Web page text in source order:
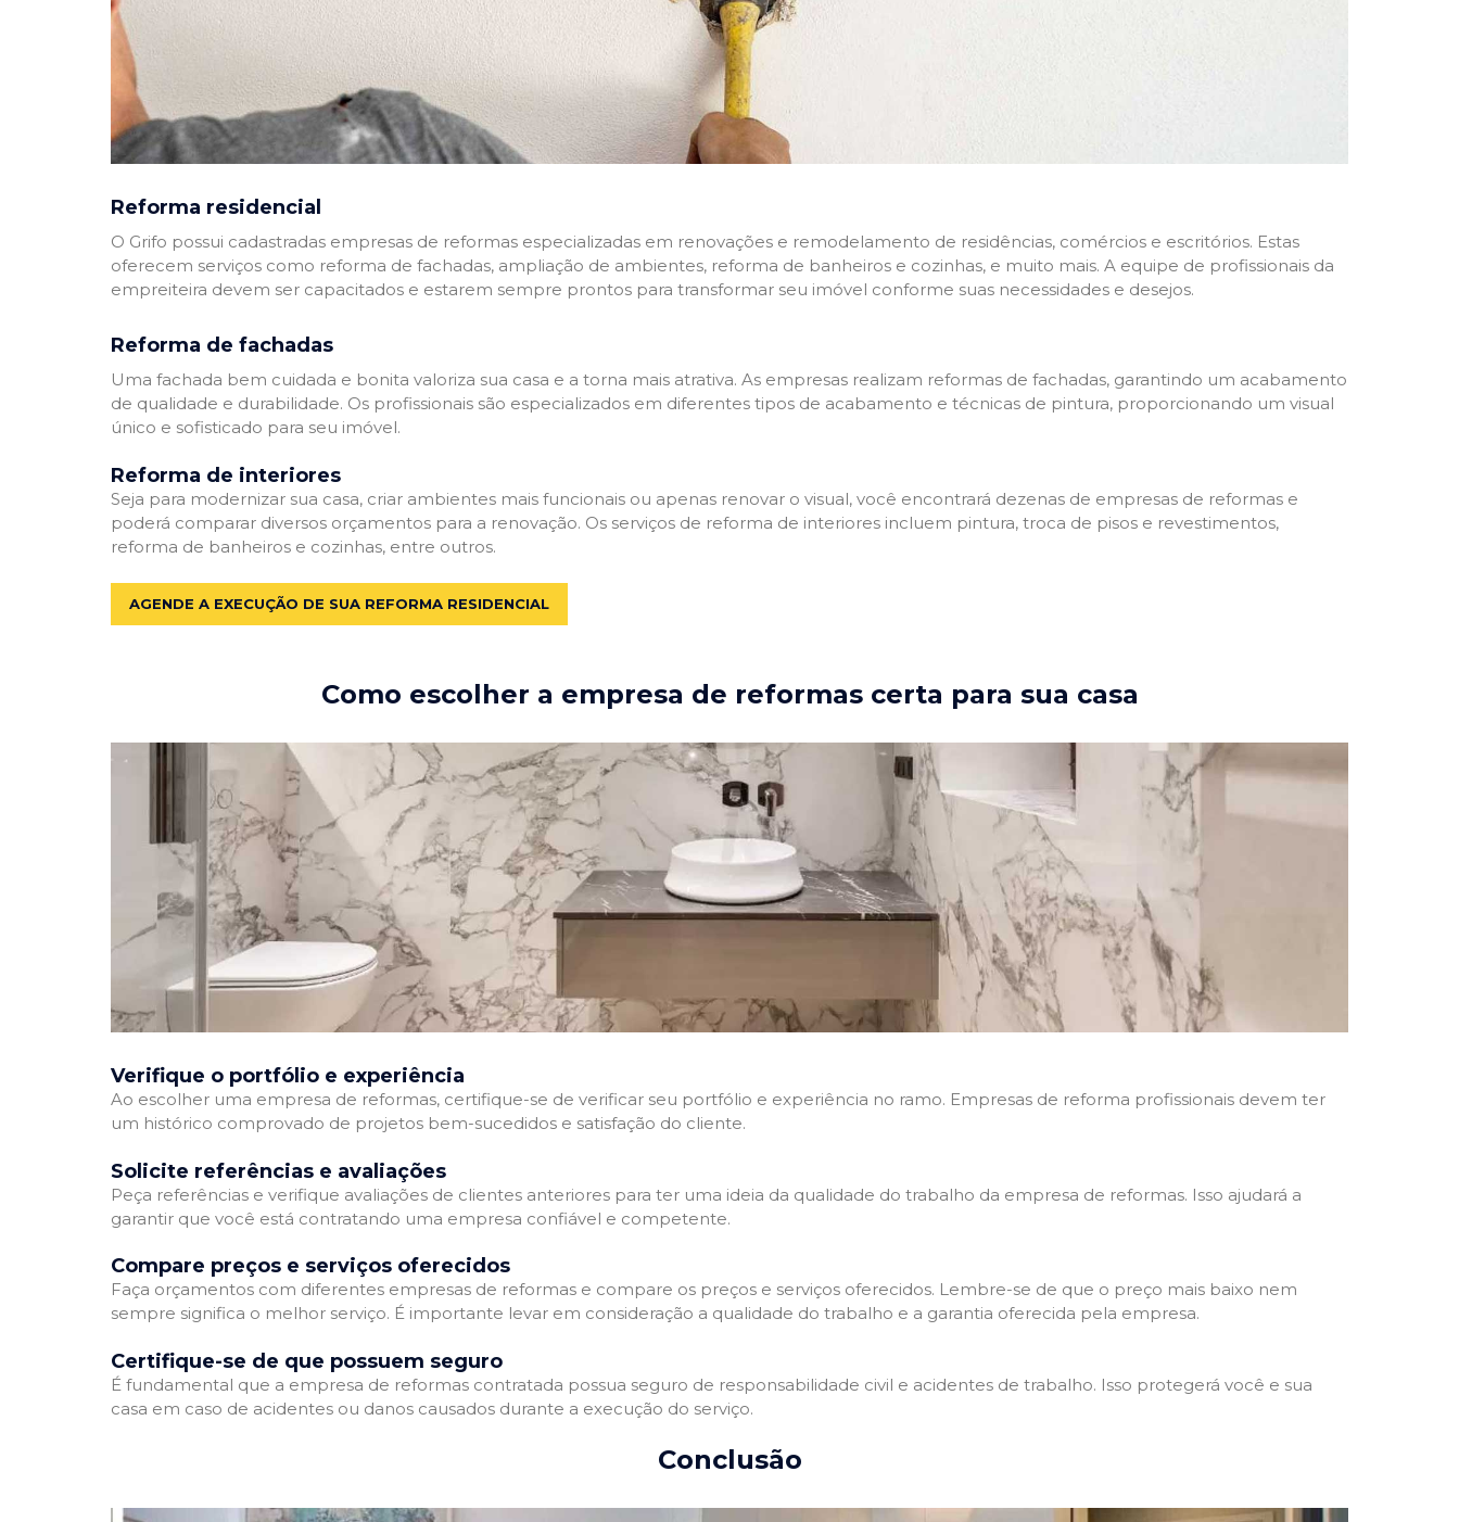
Reforma residencial
O Grifo possui cadastradas empresas de reformas especializadas em renovações e remodelamento de residências, comércios e escritórios. Estas
oferecem serviços como reforma de fachadas, ampliação de ambientes, reforma de banheiros e cozinhas, e muito mais. A equipe de profissionais da
empreiteira devem ser capacitados e estarem sempre prontos para transformar seu imóvel conforme suas necessidades e desejos.
Reforma de fachadas
Uma fachada bem cuidada e bonita valoriza sua casa e a torna mais atrativa. As empresas realizam reformas de fachadas, garantindo um acabamento
de qualidade e durabilidade. Os profissionais são especializados em diferentes tipos de acabamento e técnicas de pintura, proporcionando um visual
único e sofisticado para seu imóvel.
Reforma de interiores
Seja para modernizar sua casa, criar ambientes mais funcionais ou apenas renovar o visual, você encontrará dezenas de empresas de reformas e
poderá comparar diversos orçamentos para a renovação. Os serviços de reforma de interiores incluem pintura, troca de pisos e revestimentos,
reforma de banheiros e cozinhas, entre outros.
AGENDE A EXECUÇÃO DE SUA REFORMA RESIDENCIAL
Como escolher a empresa de reformas certa para sua casa
Verifique o portfólio e experiência
Ao escolher uma empresa de reformas, certifique-se de verificar seu portfólio e experiência no ramo. Empresas de reforma profissionais devem ter
um histórico comprovado de projetos bem-sucedidos e satisfação do cliente.
Solicite referências e avaliações
Peça referências e verifique avaliações de clientes anteriores para ter uma ideia da qualidade do trabalho da empresa de reformas. Isso ajudará a
garantir que você está contratando uma empresa confiável e competente.
Compare preços e serviços oferecidos
Faça orçamentos com diferentes empresas de reformas e compare os preços e serviços oferecidos. Lembre-se de que o preço mais baixo nem
sempre significa o melhor serviço. É importante levar em consideração a qualidade do trabalho e a garantia oferecida pela empresa.
Certifique-se de que possuem seguro
É fundamental que a empresa de reformas contratada possua seguro de responsabilidade civil e acidentes de trabalho. Isso protegerá você e sua
casa em caso de acidentes ou danos causados durante a execução do serviço.
Conclusão